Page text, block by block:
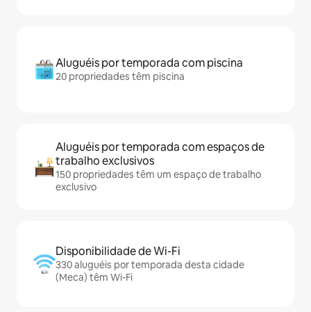
Aluguéis por temporada com piscina
20 propriedades têm piscina
Aluguéis por temporada com espaços de
trabalho exclusivos
150 propriedades têm um espaço de trabalho
exclusivo
Disponibilidade de Wi-Fi
330 aluguéis por temporada desta cidade
(Meca) têm Wi-Fi